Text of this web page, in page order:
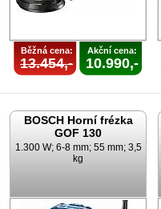
Běžná cena:
13.454,-
Akční cena:
10.990,-
BOSCH Horní frézka
GOF 130
1.300 W; 6-8 mm; 55 mm; 3,5
kg